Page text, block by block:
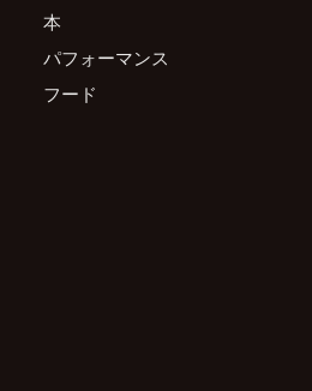
本
パフォーマンス
フード